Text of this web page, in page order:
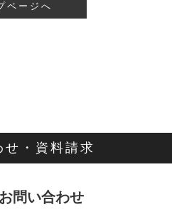
ページへ
せ・資料請求
問い合わせ